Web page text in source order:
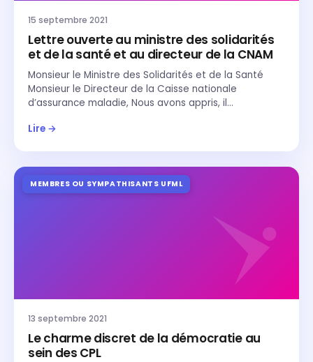
15 septembre 2021
Lettre ouverte au ministre des solidarités
et de la santé et au directeur de la CNAM
Monsieur le Ministre des Solidarités et de la Santé
Monsieur le Directeur de la Caisse nationale
d’assurance maladie, Nous avons appris, il…
Lire →
MEMBRES OU SYMPATHISANTS UFML
13 septembre 2021
Le charme discret de la démocratie au
sein des CPL